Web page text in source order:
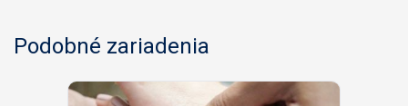
Podobné zariadenia